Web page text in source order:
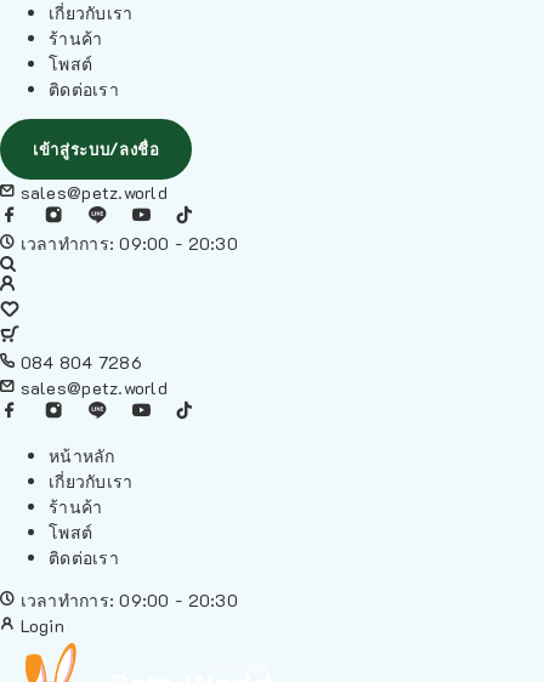
เกี่ยวกับเรา
ร้านค้า
โพสต์
ติดต่อเรา
เข้าสู่ระบบ/ลงชื่อ
sales@petz.world
เวลาทำการ: 09:00 - 20:30
084 804 7286
sales@petz.world
หน้าหลัก
เกี่ยวกับเรา
ร้านค้า
โพสต์
ติดต่อเรา
เวลาทำการ: 09:00 - 20:30
Login